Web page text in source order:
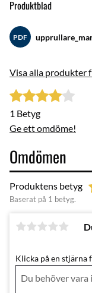
Produktblad
PDF
Visa alla produkter
1 Betyg
Ge ett omdöme!
Omdömen
Produktens betyg
Baserat på 1 betyg.
Klicka på en stjärna